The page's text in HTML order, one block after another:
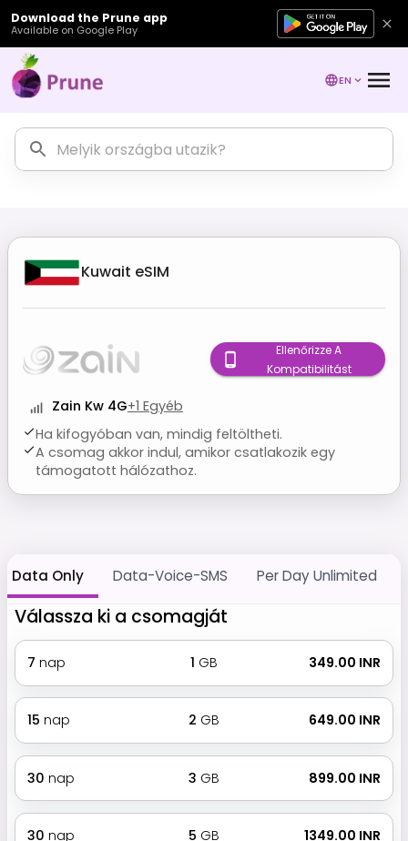
Download the Prune app
Available on Google Play
EN
Kuwait eSIM
Zain Kw 4G+1 Egyéb
Ha kifogyóban van, mindig feltöltheti.
A csomag akkor indul, amikor csatlakozik egy
támogatott hálózathoz.
Ellenőrizze A
Kompatibilitást
Data Only Data-Voice-SMS Per Day Unlimited
Válassza ki a csomagját
7 nap 1 GB ₹ 349.00 INR
15 nap 2 GB ₹ 649.00 INR
30 nap 3 GB ₹ 899.00 INR
30 nap 5 GB ₹ 1349.00 INR